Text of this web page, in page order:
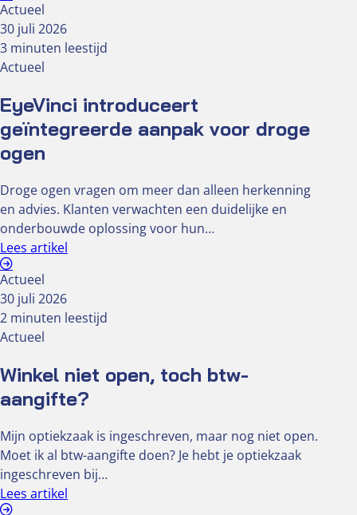
Actueel
30 juli 2026
3 minuten leestijd
Actueel
EyeVinci introduceert
geïntegreerde aanpak voor droge
ogen
Droge ogen vragen om meer dan alleen herkenning
en advies. Klanten verwachten een duidelijke en
onderbouwde oplossing voor hun…
Lees artikel
Actueel
30 juli 2026
2 minuten leestijd
Actueel
Winkel niet open, toch btw-
aangifte?
Mijn optiekzaak is ingeschreven, maar nog niet open.
Moet ik al btw-aangifte doen? Je hebt je optiekzaak
ingeschreven bij…
Lees artikel